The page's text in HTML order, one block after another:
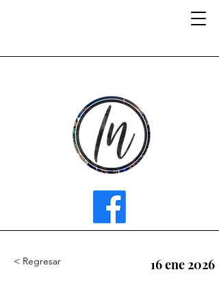
< Regresar 16 ene 2026